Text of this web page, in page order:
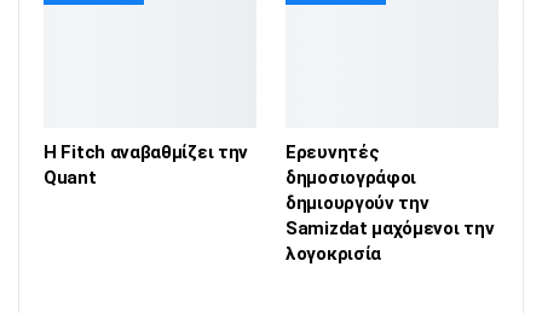
Η Fitch αναβαθμίζει την
Quant
Ερευνητές
δημοσιογράφοι
δημιουργούν την
Samizdat μαχόμενοι την
λογοκρισία